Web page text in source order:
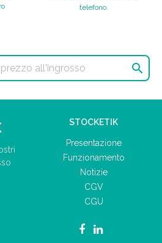
telefono.

STOCKETIK
Presentazione
Funzionamento
Notizie
CGV
CGU